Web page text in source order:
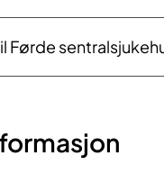
Førde